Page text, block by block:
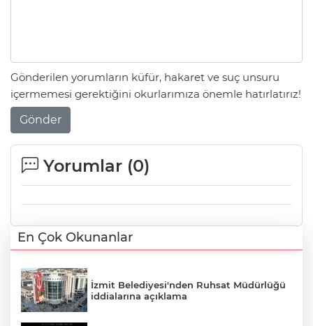
Gönderilen yorumların küfür, hakaret ve suç unsuru
içermemesi gerektiğini okurlarımıza önemle hatırlatırız!
Gönder
Yorumlar (0)
En Çok Okunanlar
İzmit Belediyesi'nden Ruhsat Müdürlüğü
iddialarına açıklama